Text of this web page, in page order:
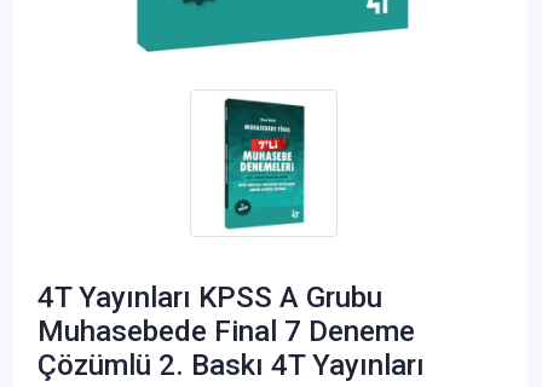
4T Yayınları KPSS A Grubu
Muhasebede Final 7 Deneme
Çözümlü 2. Baskı 4T Yayınları